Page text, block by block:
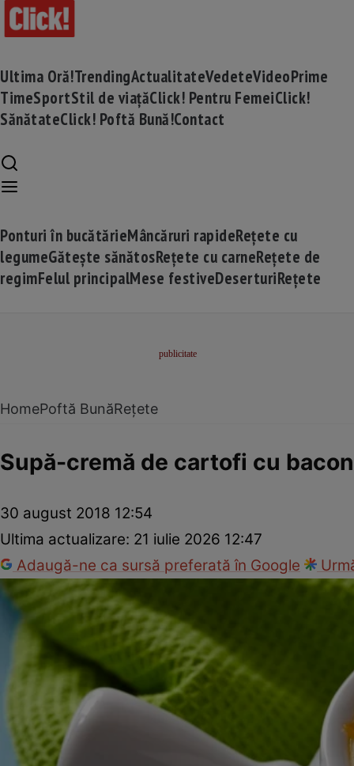
Ultima Oră!TrendingActualitateVedeteVideoPrime
TimeSportStil de viațăClick! Pentru FemeiClick!
SănătateClick! Poftă Bună!Contact
Ponturi în bucătărieMâncăruri rapideRețete cu
legumeGătește sănătosRețete cu carneRețete de
regimFelul principalMese festiveDeserturiRețete
HomePoftă BunăRețete
Supă-cremă de cartofi cu bacon
30 august 2018 12:54
Ultima actualizare: 21 iulie 2026 12:47
Adaugă-ne ca sursă preferată în Google